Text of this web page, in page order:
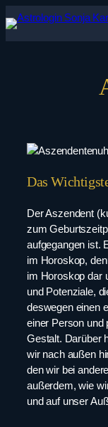
Zum
Inhalt
springen
Das
Der Aszendent
zum
aufgegangen ist.
im Horoskop,
im Horoskop dar
und Potenziale,
deswegen einen
einer Person und
Gestalt. Darüber
wir nach außen
den wir bei
außerdem, wie
und auf unser